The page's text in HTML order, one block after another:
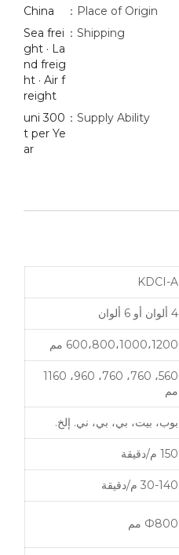
Place of Origin：
China
Shipping：
Sea frei
ght · La
nd freig
ht · Air f
reight
Supply Ability：
300 uni
t per Ye
ar
KDCI-A
4 ألوان أو 6 ألوان
600،800،1000،1200 مم
560، 760، 760، 960، 1160
مم
بوب، بيت، بي، بي، ني. إلخ.
150 م/دقيقة
30-140 م/دقيقة
Ф800 مم